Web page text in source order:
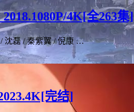
4K[全263集]
沈磊 / 秦紫翼 / 倪康 …
完结]